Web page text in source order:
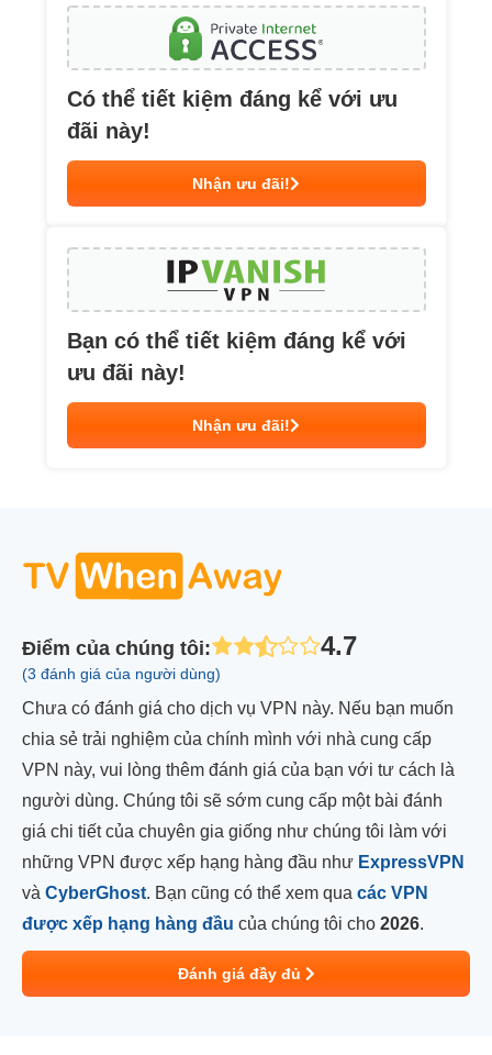
Có thể tiết kiệm đáng kể với ưu
đãi này!
Nhận ưu đãi!
Bạn có thể tiết kiệm đáng kể với
ưu đãi này!
Nhận ưu đãi!
Điểm của chúng tôi: 4.7
(3 đánh giá của người dùng)
Chưa có đánh giá cho dịch vụ VPN này. Nếu bạn muốn
chia sẻ trải nghiệm của chính mình với nhà cung cấp
VPN này, vui lòng thêm đánh giá của bạn với tư cách là
người dùng. Chúng tôi sẽ sớm cung cấp một bài đánh
giá chi tiết của chuyên gia giống như chúng tôi làm với
những VPN được xếp hạng hàng đầu như ExpressVPN
và CyberGhost. Bạn cũng có thể xem qua các VPN
được xếp hạng hàng đầu của chúng tôi cho 2026.
Đánh giá đầy đủ